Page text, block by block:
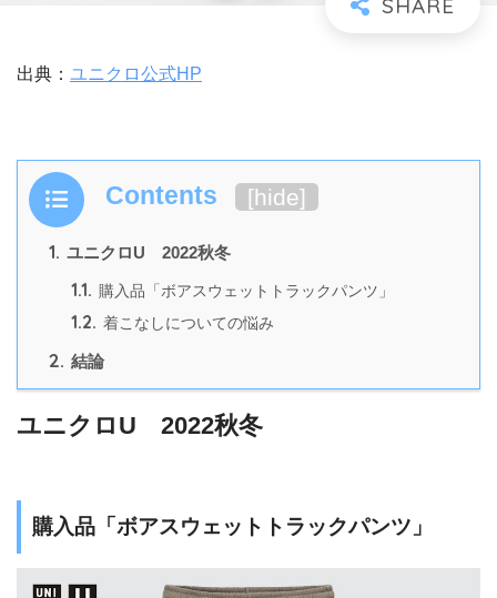
出典： ユニクロ公式HP
Contents [hide]
1. ユニクロU 2022秋冬
1.1. 購入品「ボアスウェットトラックパンツ」
1.2. 着こなしについての悩み
2. 結論
ユニクロU 2022秋冬
購入品「ボアスウェットトラックパンツ」